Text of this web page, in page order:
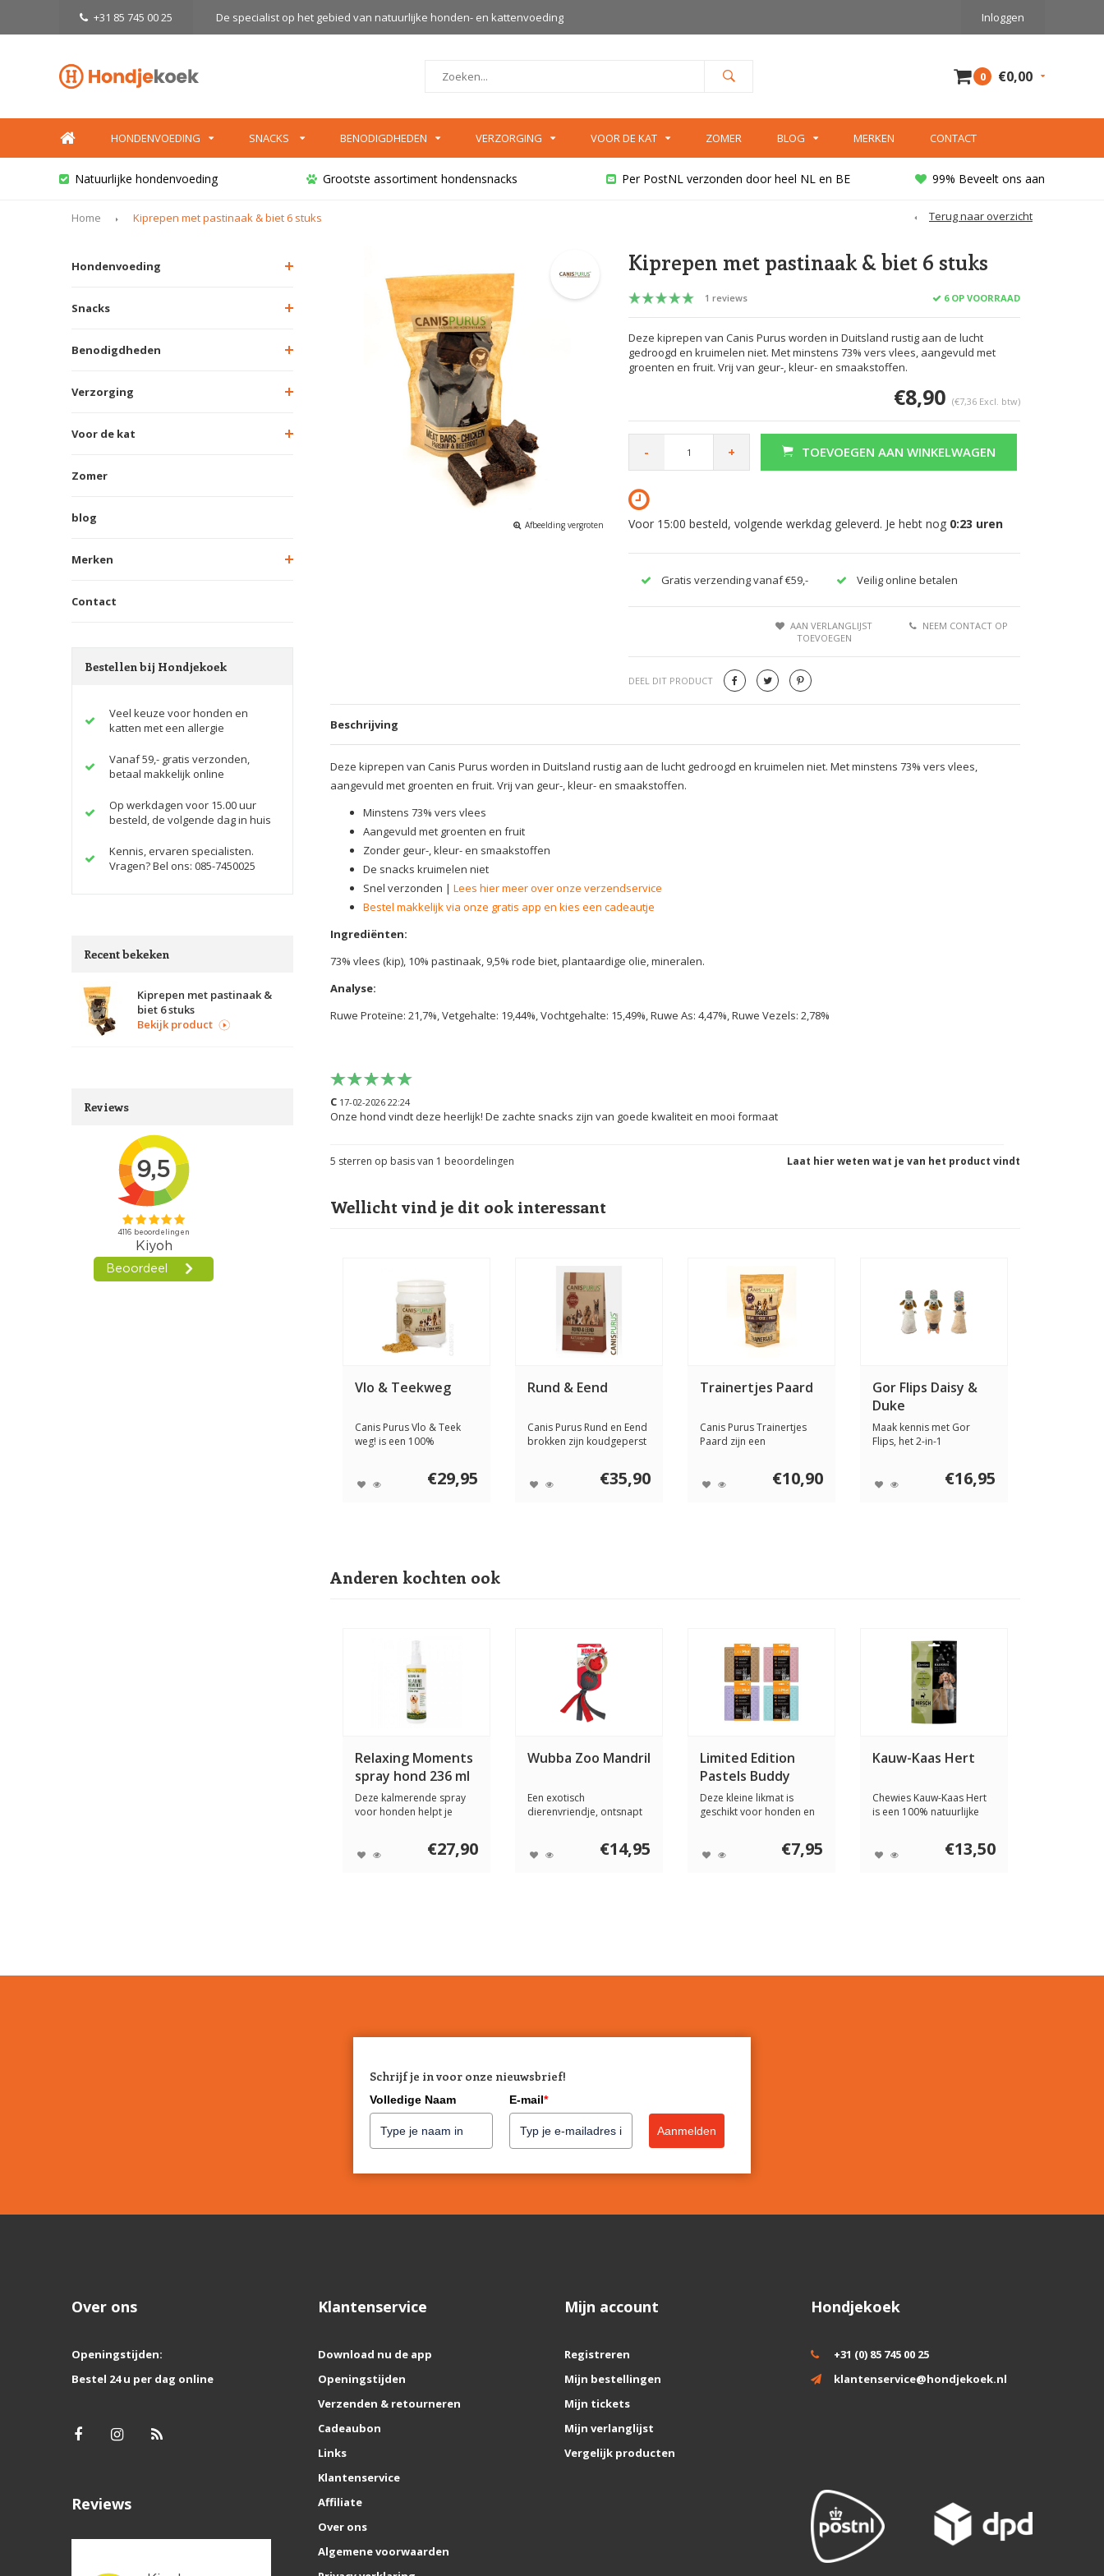
+31 85 745 00 25 De specialist op het gebied van natuurlijke honden- en kattenvoeding Inloggen
0 €0,00
HONDENVOEDING SNACKS BENODIGDHEDEN VERZORGING VOOR DE KAT ZOMER BLOG MERKEN CONTACT
Natuurlijke hondenvoeding Grootste assortiment hondensnacks Per PostNL verzonden door heel NL en BE 99% Beveelt ons aan
Home Kiprepen met pastinaak & biet 6 stuks Terug naar overzicht
Hondenvoeding
Snacks
Benodigdheden
Verzorging
Voor de kat
Zomer
blog
Merken
Contact
Bestellen bij Hondjekoek
Veel keuze voor honden en
katten met een allergie
Vanaf 59,- gratis verzonden,
betaal makkelijk online
Op werkdagen voor 15.00 uur
besteld, de volgende dag in huis
Kennis, ervaren specialisten.
Vragen? Bel ons: 085-7450025
Recent bekeken
Kiprepen met pastinaak &
biet 6 stuks
Bekijk product
Reviews
Afbeelding vergroten
Kiprepen met pastinaak & biet 6 stuks
1 reviews 6 OP VOORRAAD
Deze kiprepen van Canis Purus worden in Duitsland rustig aan de lucht
gedroogd en kruimelen niet. Met minstens 73% vers vlees, aangevuld met
groenten en fruit. Vrij van geur-, kleur- en smaakstoffen.
€8,90 (€7,36 Excl. btw)
- + TOEVOEGEN AAN WINKELWAGEN
Voor 15:00 besteld, volgende werkdag geleverd. Je hebt nog 0:23 uren
Gratis verzending vanaf €59,- Veilig online betalen
AAN VERLANGLIJST
TOEVOEGEN
NEEM CONTACT OP
DEEL DIT PRODUCT
Beschrijving
Deze kiprepen van Canis Purus worden in Duitsland rustig aan de lucht gedroogd en kruimelen niet. Met minstens 73% vers vlees,
aangevuld met groenten en fruit. Vrij van geur-, kleur- en smaakstoffen.
Minstens 73% vers vlees
Aangevuld met groenten en fruit
Zonder geur-, kleur- en smaakstoffen
De snacks kruimelen niet
Snel verzonden | Lees hier meer over onze verzendservice
Bestel makkelijk via onze gratis app en kies een cadeautje
Ingrediënten:
73% vlees (kip), 10% pastinaak, 9,5% rode biet, plantaardige olie, mineralen.
Analyse:
Ruwe Proteïne: 21,7%, Vetgehalte: 19,44%, Vochtgehalte: 15,49%, Ruwe As: 4,47%, Ruwe Vezels: 2,78%
C 17-02-2026 22:24
Onze hond vindt deze heerlijk! De zachte snacks zijn van goede kwaliteit en mooi formaat
Laat hier weten wat je van het product vindt
5 sterren op basis van 1 beoordelingen
Wellicht vind je dit ook interessant
Vlo & Teekweg
Canis Purus Vlo & Teek
weg! is een 100%
€29,95
Rund & Eend
Canis Purus Rund en Eend
brokken zijn koudgeperst
€35,90
Trainertjes Paard
Canis Purus Trainertjes
Paard zijn een
€10,90
Gor Flips Daisy &
Duke
Maak kennis met Gor
Flips, het 2-in-1
€16,95
Anderen kochten ook
Relaxing Moments
spray hond 236 ml
Deze kalmerende spray
voor honden helpt je
€27,90
Wubba Zoo Mandril
Een exotisch
dierenvriendje, ontsnapt
€14,95
Limited Edition
Pastels Buddy
Deze kleine likmat is
geschikt voor honden en
€7,95
Kauw-Kaas Hert
Chewies Kauw-Kaas Hert
is een 100% natuurlijke
€13,50
Schrijf je in voor onze nieuwsbrief!
Volledige Naam E-mail*
Aanmelden
Over ons
Openingstijden:
Bestel 24 u per dag online
Reviews
Klantenservice
Download nu de app
Openingstijden
Verzenden & retourneren
Cadeaubon
Links
Klantenservice
Affiliate
Over ons
Algemene voorwaarden
Mijn account
Registreren
Mijn bestellingen
Mijn tickets
Mijn verlanglijst
Vergelijk producten
Hondjekoek
+31 (0) 85 745 00 25
klantenservice@hondjekoek.nl